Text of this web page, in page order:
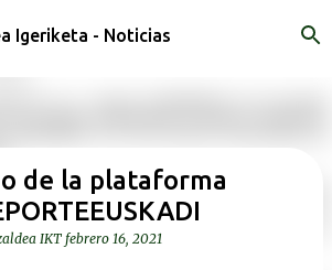
al contenido principal
Igeriketa - Noticias
de la plataforma
IKTfebrero 16, 2021